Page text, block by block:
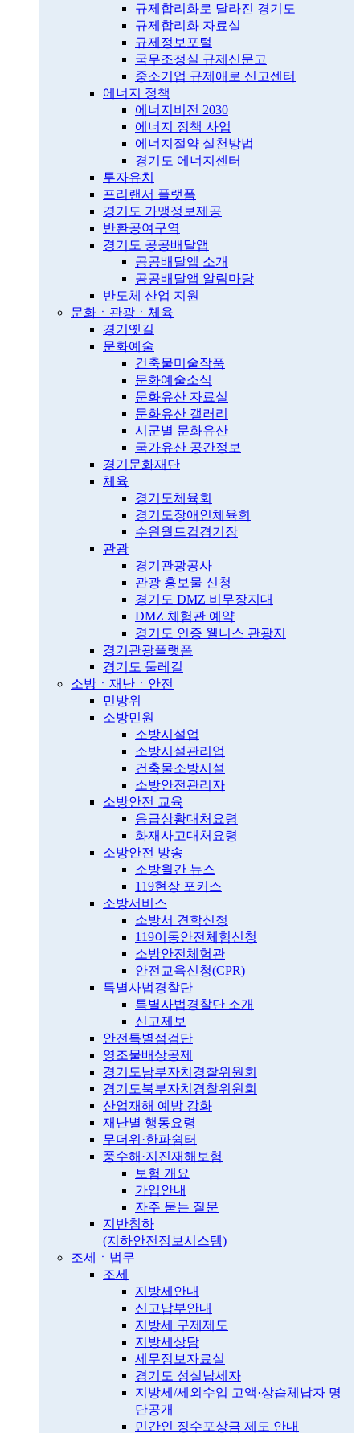
규제합리화로 달라진 경기도
규제합리화 자료실
규제정보포털
국무조정실 규제신문고
중소기업 규제애로 신고센터
에너지 정책
에너지비전 2030
에너지 정책 사업
에너지절약 실천방법
경기도 에너지센터
투자유치
프리랜서 플랫폼
경기도 가맹정보제공
반환공여구역
경기도 공공배달앱
공공배달앱 소개
공공배달앱 알림마당
반도체 산업 지원
문화ㆍ관광ㆍ체육
경기옛길
문화예술
건축물미술작품
문화예술소식
문화유산 자료실
문화유산 갤러리
시군별 문화유산
국가유산 공간정보
경기문화재단
체육
경기도체육회
경기도장애인체육회
수원월드컵경기장
관광
경기관광공사
관광 홍보물 신청
경기도 DMZ 비무장지대
DMZ 체험관 예약
경기도 인증 웰니스 관광지
경기관광플랫폼
경기도 둘레길
소방ㆍ재난ㆍ안전
민방위
소방민원
소방시설업
소방시설관리업
건축물소방시설
소방안전관리자
소방안전 교육
응급상황대처요령
화재사고대처요령
소방안전 방송
소방월간 뉴스
119현장 포커스
소방서비스
소방서 견학신청
119이동안전체험신청
소방안전체험관
안전교육신청(CPR)
특별사법경찰단
특별사법경찰단 소개
신고제보
안전특별점검단
영조물배상공제
경기도남부자치경찰위원회
경기도북부자치경찰위원회
산업재해 예방 강화
재난별 행동요령
무더위·한파쉼터
풍수해·지진재해보험
보험 개요
가입안내
자주 묻는 질문
지반침하
(지하안전정보시스템)
조세ㆍ법무
조세
지방세안내
신고납부안내
지방세 구제제도
지방세상담
세무정보자료실
경기도 성실납세자
지방세/세외수입 고액·상습체납자 명
단공개
민간인 징수포상금 제도 안내